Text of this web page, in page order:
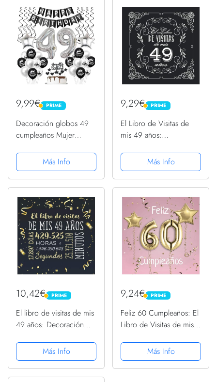
mujer - 49 ... para...
9,99€ PRIME
PRIME
Decoración globos 49
cumpleaños Mujer
Plateados 49 Años
Decoracion Cumpleaños
Mujer hombre49 Años
hombre Mujer,...
Más Info
9,29€ PRIME
PRIME
El Libro de Visitas de
mis 49 años:
fiesta de 49 cumpleaños
– Regalo para hombre y
mujer - 49 años - Libro
Más Info
10,42€ PRIME
PRIME
El libro de visitas de mis
49 años: Decoración
de 49 cumpleaños –
Regalo para hombre y
mujer - 49 años - Libro
Más Info
9,24€ PRIME
PRIME
Feliz 60 Cumpleaños: El
Libro de Visitas de mis
Cumpleaños - 21x21cm -
100 Páginas para
Felicitaciones, Saludos,
Más Info